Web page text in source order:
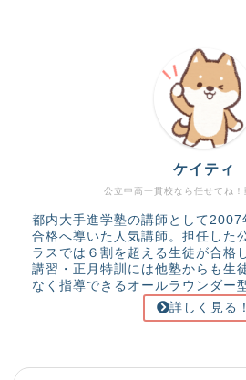
公立中高一貫校なら任せてね！
ケイティ
都内大手進学塾の講師として2007
合格へ導いた人気講師。担任した
ラスでは６割を超える生徒が合格
講習・正月特訓には他塾からも生
なく指導できるオールラウンダー
詳しく見る！